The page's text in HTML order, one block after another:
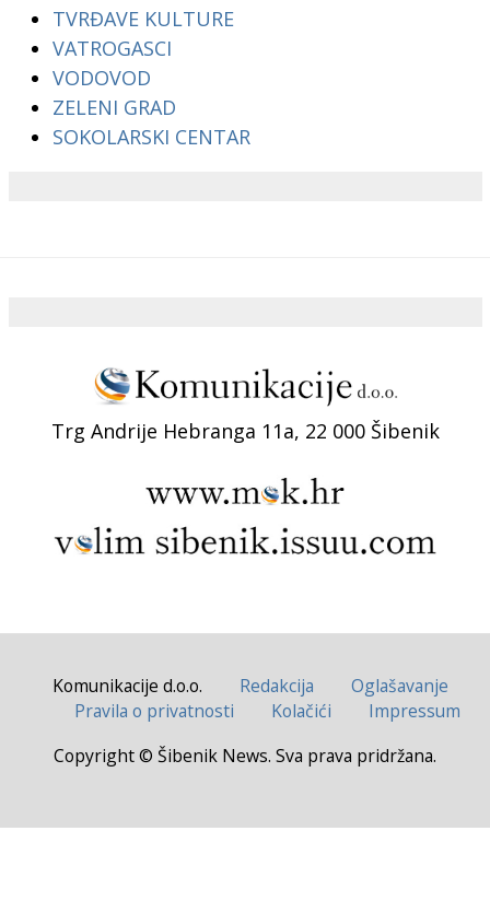
TVRĐAVE KULTURE
VATROGASCI
VODOVOD
ZELENI GRAD
SOKOLARSKI CENTAR
Trg Andrije Hebranga 11a, 22 000 Šibenik
Komunikacije d.o.o. Redakcija
Oglašavanje
Pravila o privatnosti
Kolačići
Impressum
Copyright © Šibenik News. Sva prava pridržana.